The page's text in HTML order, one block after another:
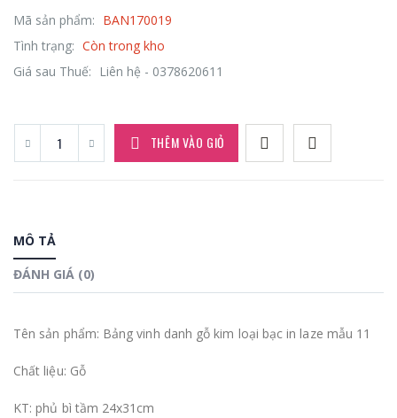
Mã sản phẩm: BAN170019
Tình trạng: Còn trong kho
Giá sau Thuế:
Liên hệ - 0378620611
THÊM VÀO GIỎ
MÔ TẢ
ĐÁNH GIÁ (0)
Tên sản phẩm: Bảng vinh danh gỗ kim loại bạc in laze mẫu 11
Chất liệu: Gỗ
KT: phủ bì tầm 24x31cm